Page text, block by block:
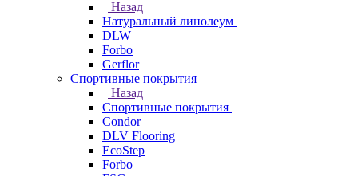
Назад
Натуральный линолеум
DLW
Forbo
Gerflor
Спортивные покрытия
Назад
Спортивные покрытия
Condor
DLV Flooring
EcoStep
Forbo